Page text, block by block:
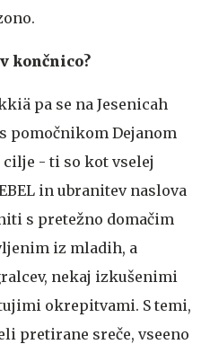
končnico?
pa se na Jesenicah
pomočnikom Dejanom
- ti so kot vselej
in ubranitev naslova
s pretežno domačim
iz mladih, a
nekaj izkušenimi
okrepitvami. S temi,
pretirane sreče, vseeno